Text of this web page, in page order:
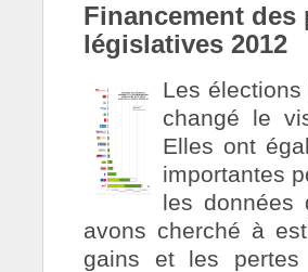
Financement
législatives 2012
Les
changé le
Elles ont
importantes
les données
avons cherché à
gains et les pertes